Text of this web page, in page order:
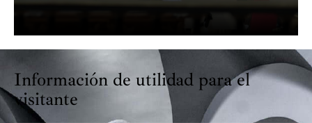
Erasmus. Desde 2014 es repertorista en el departamento
de música antigua de la ESMUC.
Información de utilidad para el
visitante